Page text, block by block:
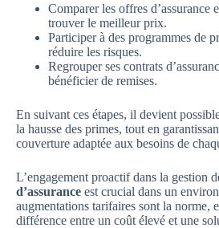
Comparer les offres d’assurance
trouver le meilleur prix.
Participer à des programmes de
réduire les risques.
Regrouper ses contrats
bénéficier de remises.
En suivant ces étapes, il devient
la hausse des primes, tout en
couverture adaptée aux besoins de
L’engagement proactif dans la gestion
d’assurance est crucial dans un
augmentations tarifaires sont la norme,
différence entre un coût élevé et une